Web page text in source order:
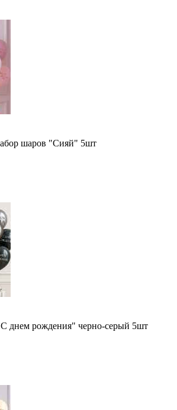
шаров "Сияй" 5шт
днем рождения" черно-серый 5шт